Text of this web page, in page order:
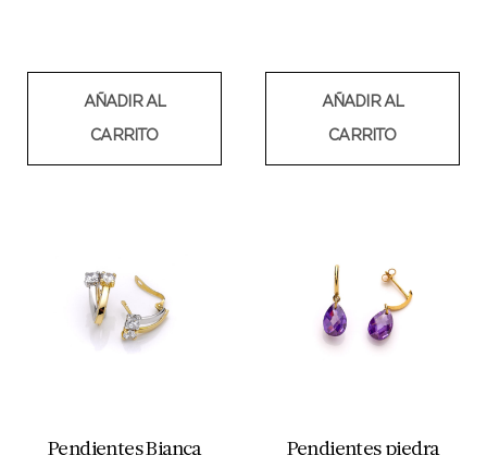
AÑADIR AL
CARRITO
AÑADIR AL
CARRITO
Pendientes Bianca
Pendientes piedra